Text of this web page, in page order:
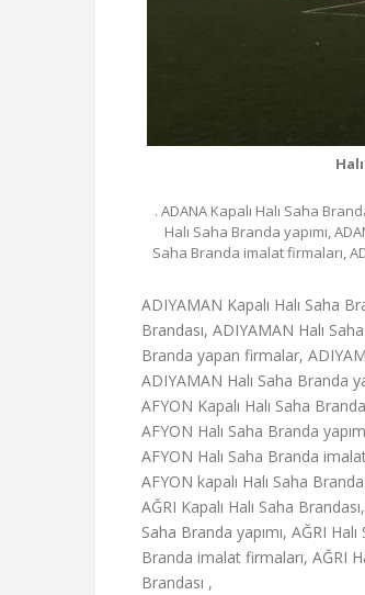
. ADANA Kapalı Halı Saha
Halı Saha Branda yapımı,
Saha Branda imalat firmaları,
ADIYAMAN Kapalı Halı Saha
Brandası, ADIYAMAN Halı
Branda yapan firmalar,
ADIYAMAN Halı Saha Branda
AFYON Kapalı Halı Saha
AFYON Halı Saha Branda
AFYON Halı Saha Branda
AFYON kapalı Halı Saha
AĞRI Kapalı Halı Saha
Saha Branda yapımı, AĞRI
Branda imalat firmaları, AĞRI
Brandası ,